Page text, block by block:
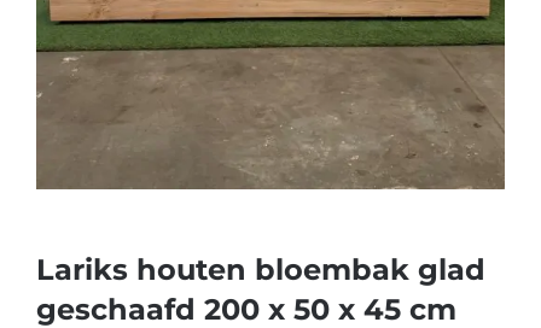
Lariks houten bloembak glad
geschaafd 200 x 50 x 45 cm